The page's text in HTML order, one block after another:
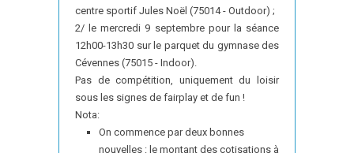
centre sportif Jules Noël (75014 - Outdoor) ;
2/ le mercredi 9 septembre pour la séance
12h00-13h30 sur le parquet du gymnase des
Cévennes (75015 - Indoor).
Pas de compétition, uniquement du loisir
sous les signes de fairplay et de fun !
Nota:
On commence par deux bonnes
nouvelles : le montant des cotisations à